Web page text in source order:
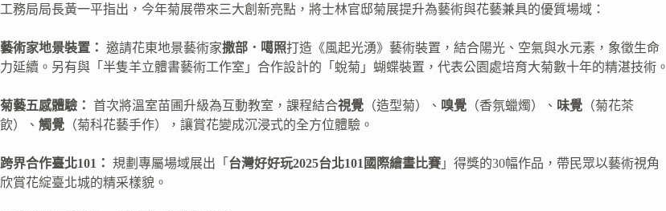
工務局局長黃一平指出，今年菊展帶來三大創新亮點，將士林官邸菊展提升為藝術與花藝兼具的優質場域：
藝術家地景裝置： 邀請花東地景藝術家撒部．噶照打造《風起光湧》藝術裝置，結合陽光、空氣與水元素，象徵生命
力延續。另有與「半隻羊立體書藝術工作室」合作設計的「蛻菊」蝴蝶裝置，代表公園處培育大菊數十年的精湛技術。
菊藝五感體驗： 首次將溫室苗圃升級為互動教室，課程結合視覺 （造型菊）、 嗅覺 （香氛蠟燭）、 味覺 （菊花茶
飲）、 觸覺 （菊科花藝手作），讓賞花變成沉浸式的全方位體驗。
跨界合作臺北101： 規劃專屬場域展出「 台灣好好玩2025台北101國際繪畫比賽 」得獎的30幅作品，帶民眾以藝術視角
欣賞花綻臺北城的精采樣貌。